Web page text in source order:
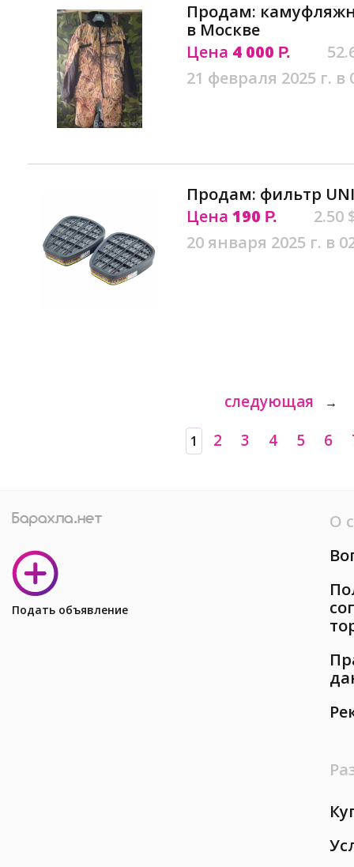
Продам:
в Москве
Цена 4 000 Р.
21 февраля 2025 г. в
Продам: фильтр
Цена 190 Р.
2.50
20 января 2025 г. в
следующая →
1 2 3 4 5 6
Подать объявление
О